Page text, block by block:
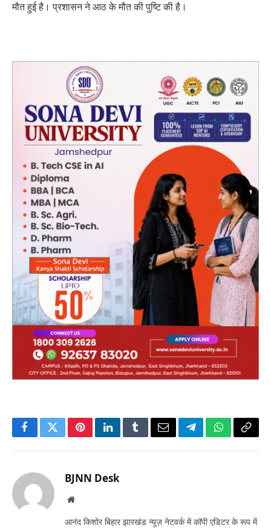
मौत हुई है। प्रशासन ने आठ के मौत की पुष्टि की है।
FacebookTwitterPinterestLinkedInTumblrEmailTelegramWhatsApp
Copy
BJNN Desk
Website
आनंद किशोर बिहार झारखंड न्यूज़ नेटवर्क में कॉपी एडिटर के रूप में